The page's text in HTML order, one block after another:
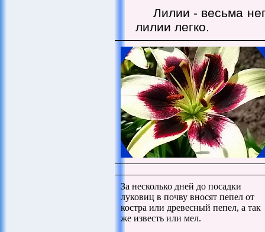
Лилии - весьма
лилии легко.
За несколько дней до посадки
луковиц в почву вносят пепел от
костра или древесный пепел, а так
же известь или мел.